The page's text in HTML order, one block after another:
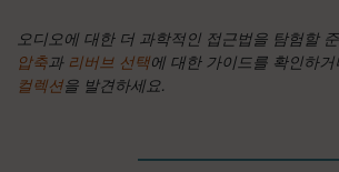
오디오에 대한 더 과학적인 접근법을 탐험할
압축과 리버브 선택에 대한 가이드를 확인하
컬렉션을 발견하세요.